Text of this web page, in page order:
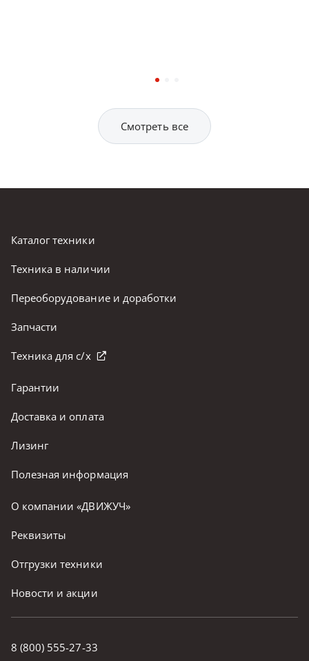
Смотреть все
8 (800) 555-27-33
Каталог техники
Техника в наличии
Переоборудование и доработки
Запчасти
Техника для с/х
Гарантии
Доставка и оплата
Лизинг
Полезная информация
О компании «ДВИЖУЧ»
Реквизиты
Отгрузки техники
Новости и акции